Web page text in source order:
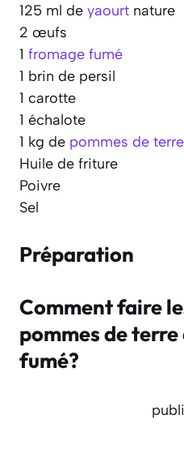
125 ml de yaourt nature
2 œufs
1 fromage fumé
1 brin de persil
1 carotte
1 échalote
1 kg de pommes de terre
Huile de friture
Poivre
Sel
Préparation
Comment faire
pommes de
fumé?